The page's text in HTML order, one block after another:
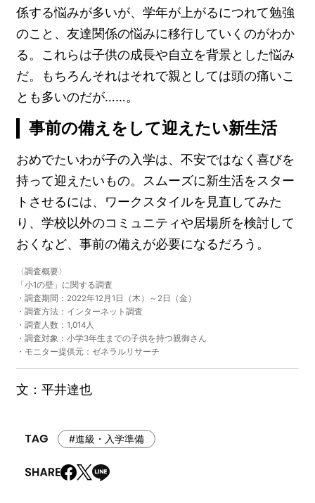
係する悩みが多いが、学年が上がるにつれて勉強
のこと、友達関係の悩みに移行していくのがわか
る。これらは子供の成長や自立を背景とした悩み
だ。もちろんそれはそれで親としては頭の痛いこ
とも多いのだが……。
事前の備えをして迎えたい新生活
おめでたいわが子の入学は、不安ではなく喜びを
持って迎えたいもの。スムーズに新生活をスター
トさせるには、ワークスタイルを見直してみた
り、学校以外のコミュニティや居場所を検討して
おくなど、事前の備えが必要になるだろう。
〈調査概要〉
「小1の壁」に関する調査
・調査期間：2022年12月1日（木）～2日（金）
・調査方法：インターネット調査
・調査人数：1,014人
・調査対象：小学3年生までの子供を持つ親御さん
・モニター提供元：ゼネラルリサーチ
文：平井達也
#進級・入学準備